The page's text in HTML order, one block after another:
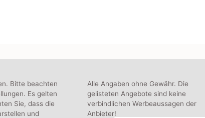
Bitte beachten
Es gelten
Sie, dass die
und
Alle Angaben ohne Gewähr. Die
gelisteten Angebote sind keine
verbindlichen Werbeaussagen der
Anbieter!